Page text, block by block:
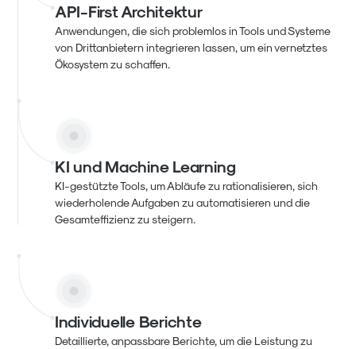
API-First Architektur
Anwendungen, die sich problemlos in Tools und Systeme
von Drittanbietern integrieren lassen, um ein vernetztes
Ökosystem zu schaffen.
KI und Machine Learning
KI-gestützte Tools, um Abläufe zu rationalisieren, sich
wiederholende Aufgaben zu automatisieren und die
Gesamteffizienz zu steigern.
Individuelle Berichte
Detaillierte, anpassbare Berichte, um die Leistung zu